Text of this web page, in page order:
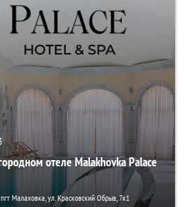
отеле Malakhovka Palace
Малаховка, ул. Красковский Обрыв, 7к1